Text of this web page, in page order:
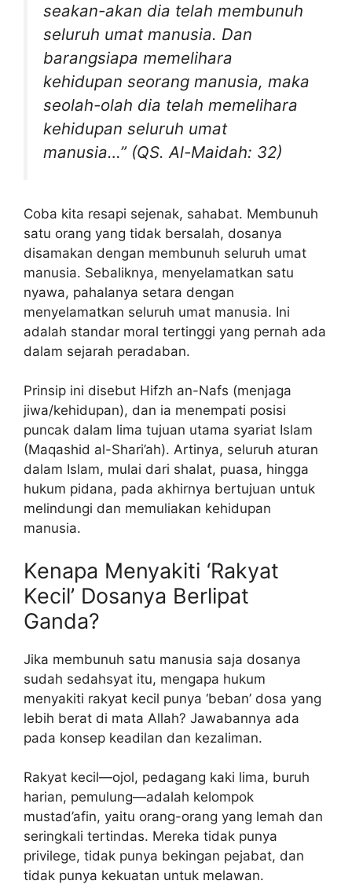
seakan-akan dia telah membunuh
seluruh umat manusia. Dan
barangsiapa memelihara
kehidupan seorang manusia, maka
seolah-olah dia telah memelihara
kehidupan seluruh umat
manusia…” (QS. Al-Maidah: 32)
Coba kita resapi sejenak, sahabat. Membunuh
satu orang yang tidak bersalah, dosanya
disamakan dengan membunuh seluruh umat
manusia. Sebaliknya, menyelamatkan satu
nyawa, pahalanya setara dengan
menyelamatkan seluruh umat manusia. Ini
adalah standar moral tertinggi yang pernah ada
dalam sejarah peradaban.
Prinsip ini disebut Hifzh an-Nafs (menjaga
jiwa/kehidupan), dan ia menempati posisi
puncak dalam lima tujuan utama syariat Islam
(Maqashid al-Shari’ah). Artinya, seluruh aturan
dalam Islam, mulai dari shalat, puasa, hingga
hukum pidana, pada akhirnya bertujuan untuk
melindungi dan memuliakan kehidupan
manusia.
Kenapa Menyakiti ‘Rakyat
Kecil’ Dosanya Berlipat
Ganda?
Jika membunuh satu manusia saja dosanya
sudah sedahsyat itu, mengapa hukum
menyakiti rakyat kecil punya ‘beban’ dosa yang
lebih berat di mata Allah? Jawabannya ada
pada konsep keadilan dan kezaliman.
Rakyat kecil—ojol, pedagang kaki lima, buruh
harian, pemulung—adalah kelompok
mustad’afin, yaitu orang-orang yang lemah dan
seringkali tertindas. Mereka tidak punya
privilege, tidak punya bekingan pejabat, dan
tidak punya kekuatan untuk melawan.